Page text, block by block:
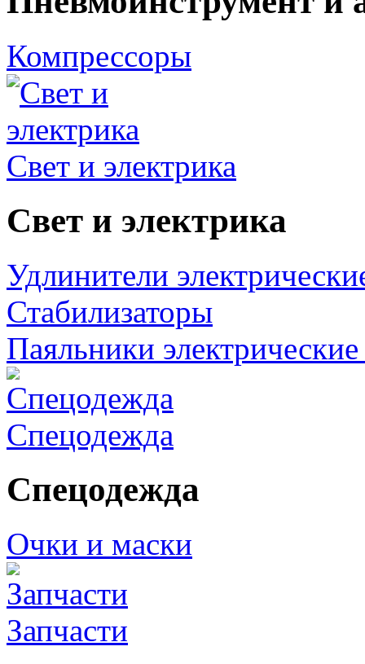
Компрессоры
Свет и электрика
Свет и электрика
Удлинители
Стабилизаторы
Паяльники
Спецодежда
Спецодежда
Очки и маски
Запчасти